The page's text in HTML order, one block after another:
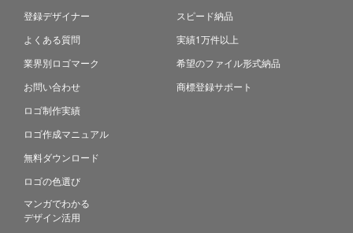
登録デザイナー
よくある質問
業界別ロゴマーク
お問い合わせ
ロゴ制作実績
ロゴ作成マニュアル
無料ダウンロード
ロゴの色選び
マンガでわかる
デザイン活用
スピード納品
実績1万件以上
希望のファイル形式納品
商標登録サポート